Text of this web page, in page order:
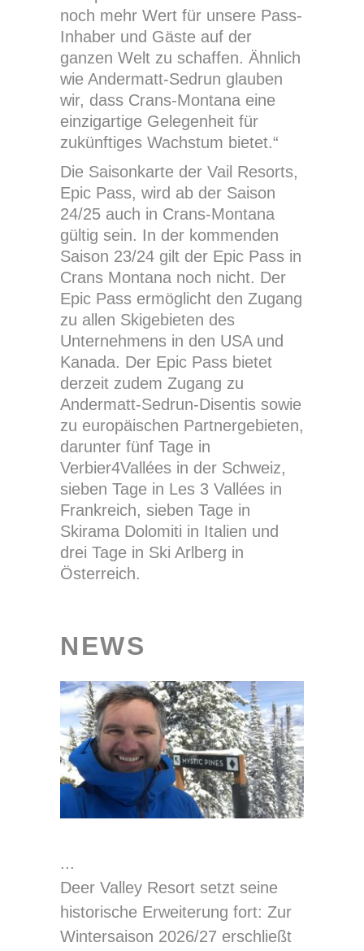
noch mehr Wert für unsere Pass-
Inhaber und Gäste auf der
ganzen Welt zu schaffen. Ähnlich
wie Andermatt-Sedrun glauben
wir, dass Crans-Montana eine
einzigartige Gelegenheit für
zukünftiges Wachstum bietet.“
Die Saisonkarte der Vail Resorts,
Epic Pass, wird ab der Saison
24/25 auch in Crans-Montana
gültig sein. In der kommenden
Saison 23/24 gilt der Epic Pass in
Crans Montana noch nicht. Der
Epic Pass ermöglicht den Zugang
zu allen Skigebieten des
Unternehmens in den USA und
Kanada. Der Epic Pass bietet
derzeit zudem Zugang zu
Andermatt-Sedrun-Disentis sowie
zu europäischen Partnergebieten,
darunter fünf Tage in
Verbier4Vallées in der Schweiz,
sieben Tage in Les 3 Vallées in
Frankreich, sieben Tage in
Skirama Dolomiti in Italien und
drei Tage in Ski Arlberg in
Österreich.
NEWS
Deer Valley Resort setzt seine
historische Erweiterung fort: Zur
Wintersaison 2026/27 erschließt